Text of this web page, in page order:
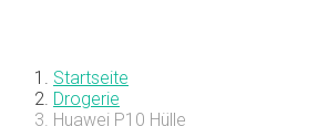
Startseite
Drogerie
Huawei P10 Hülle